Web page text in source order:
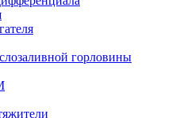
горловины